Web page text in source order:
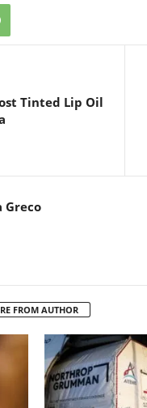
Tinted Lip Oil
Greco
FROM AUTHOR